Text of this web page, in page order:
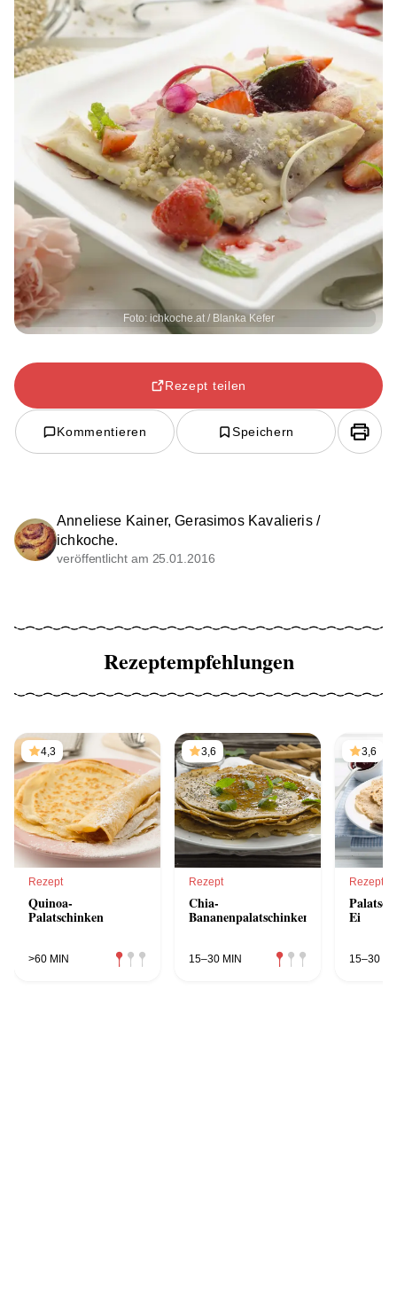
Foto: ichkoche.at / Blanka Kefer
Rezept teilen
Kommentieren Speichern
Anneliese Kainer, Gerasimos Kavalieris /
ichkoche.
veröffentlicht am 25.01.2016
Rezeptempfehlungen
4,3
Rezept
Quinoa-
Palatschinken
>60 MIN
3,6
Rezept
Chia-
Bananenpalatschinken
15–30 MIN
3,6
Rezept
Ei
15–30